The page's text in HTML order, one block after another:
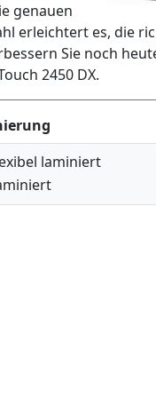
genauen
erleichtert es, die
Sie noch
2450 DX.
laminiert